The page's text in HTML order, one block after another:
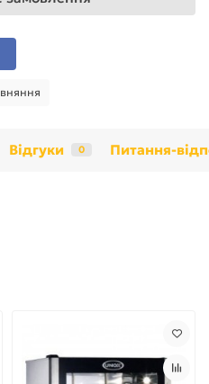
Відгуки 0 Питання-